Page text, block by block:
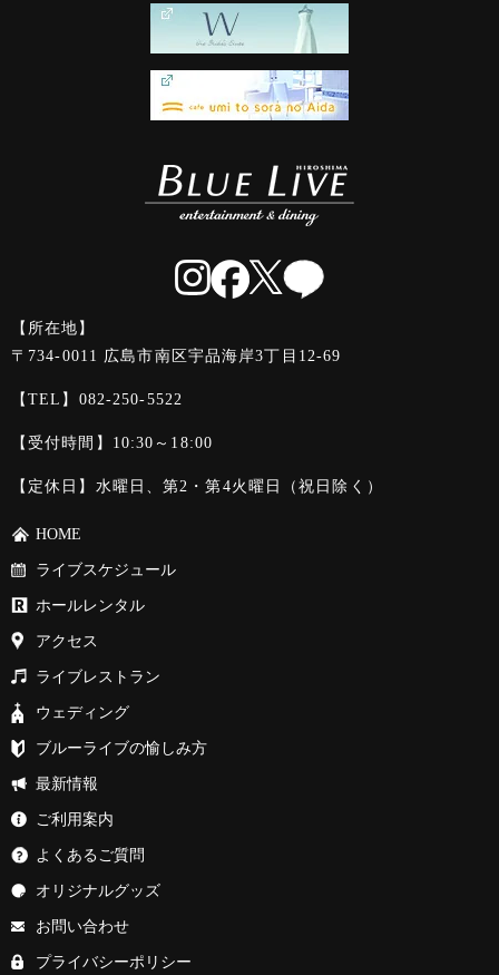
【所在地】
〒734-0011 広島市南区宇品海岸3丁目12-69
【TEL】 082-250-5522
【受付時間】10:30～18:00
【定休日】水曜日、第2・第4火曜日（祝日除く）
HOME
ライブスケジュール
ホールレンタル
アクセス
ライブレストラン
ウェディング
ブルーライブの愉しみ方
最新情報
ご利用案内
よくあるご質問
オリジナルグッズ
お問い合わせ
プライバシーポリシー